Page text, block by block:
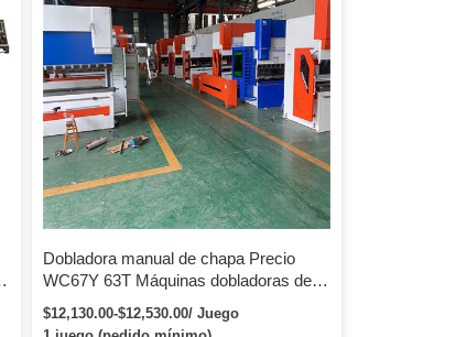
Dobladora manual de chapa Precio
WC67Y 63T Máquinas dobladoras de
acero Prensa plegadora
$12,130.00-$12,530.00/ Juego